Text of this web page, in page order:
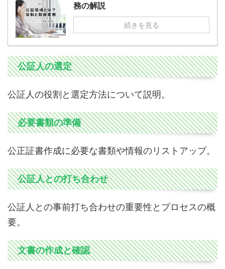
務の解説
続きを見る
公証人の選定
公証人の役割と選定方法について説明。
必要書類の準備
公正証書作成に必要な書類や情報のリストアップ。
公証人との打ち合わせ
公証人との事前打ち合わせの重要性とプロセスの概
要。
文書の作成と確認